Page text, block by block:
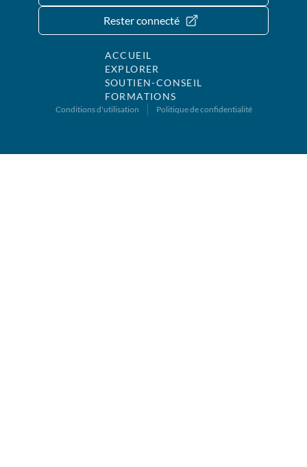
Rester connecté
ACCUEIL
EXPLORER
SOUTIEN-CONSEIL
FORMATIONS
Conditions d'utilisation Politique de confidentialité